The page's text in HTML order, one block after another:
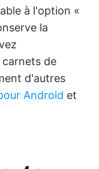
à l'option «
la
carnets de
d'autres
Android et